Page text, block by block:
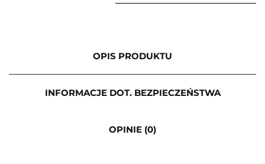
OPIS PRODUKTU
INFORMACJE DOT. BEZPIECZEŃSTWA
OPINIE (0)